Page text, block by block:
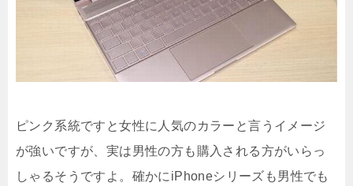
ピンク系統ですと女性に人気のカラーと言うイメージ
が強いですが、実は男性の方も購入される方がいらっ
しゃるそうですよ。確かにiPhoneシリーズも男性でも